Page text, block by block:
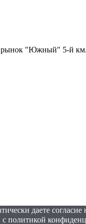
рынок "Южный" 5-й км.
даете
политикой